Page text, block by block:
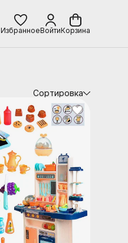
ИзбранноеВойтиКорзина
Сортировка